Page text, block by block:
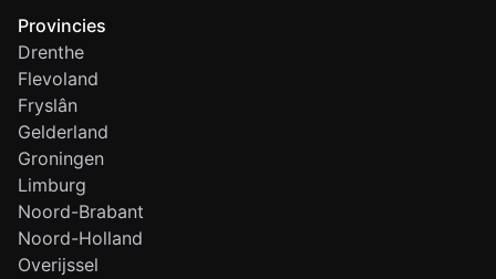
Provincies
Drenthe
Flevoland
Fryslân
Gelderland
Groningen
Limburg
Noord-Brabant
Noord-Holland
Overijssel